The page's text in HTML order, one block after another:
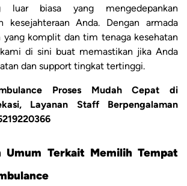
luar biasa yang mengedepankan
kesejahteraan Anda. Dengan armada
yang komplit dan tim tenaga kesehatan
di sini buat memastikan jika Anda
dan support tingkat tertinggi.
Proses Mudah Cepat di
Layanan Staff Berpengalaman
Umum Terkait Memilih Tempat